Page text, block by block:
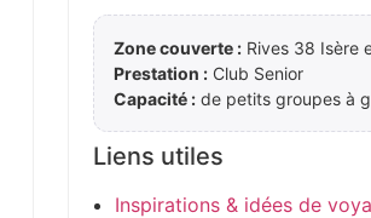
Zone couverte : Rives 38 Isère
Prestation : Club Senior
Capacité : de petits groupes à
Liens utiles
Inspirations & idées de